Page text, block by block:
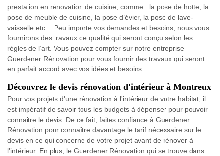
prestation en rénovation de cuisine, comme : la pose de hotte, la
pose de meuble de cuisine, la pose d’évier, la pose de lave-
vaisselle etc… Peu importe vos demandes et besoins, nous vous
fournirons des travaux de qualité qui seront conçu selon les
règles de l’art. Vous pouvez compter sur notre entreprise
Guerdener Rénovation pour vous fournir des travaux qui seront
en parfait accord avec vos idées et besoins.
Découvrez le devis rénovation d'intérieur à Montreux
Pour vos projets d'une rénovation à l'intérieur de votre habitat, il
est impératif de savoir tous les budgets à dépenser pour pouvoir
connaitre le devis. De ce fait, faites confiance à Guerdener
Rénovation pour connaître davantage le tarif nécessaire sur le
devis en ce qui concerne de votre projet avant de rénover à
l'intérieur. En plus, le Guerdener Rénovation qui se trouve dans